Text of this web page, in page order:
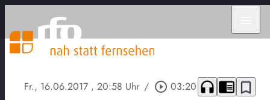
Fr., 16.06.2017 , 20:58 Uhr / play_circle_outline 03:20 headphones chrome_reader_mode bookmark_border